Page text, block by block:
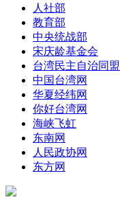
人社部
教育部
中央统战部
宋庆龄基金会
台湾民主自治同盟
中国台湾网
华夏经纬网
你好台湾网
海峡飞虹
东南网
人民政协网
东方网